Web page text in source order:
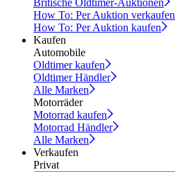
Britische Oldtimer-Auktionen
How To: Per Auktion verkaufen
How To: Per Auktion kaufen
Kaufen
Automobile
Oldtimer kaufen
Oldtimer Händler
Alle Marken
Motorräder
Motorrad kaufen
Motorrad Händler
Alle Marken
Verkaufen
Privat